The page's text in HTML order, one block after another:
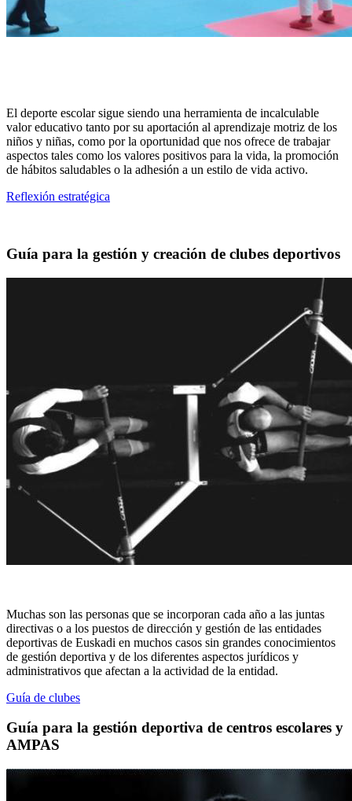
El deporte escolar sigue siendo una herramienta de incalculable
valor educativo tanto por su aportación al aprendizaje motriz de los
niños y niñas, como por la oportunidad que nos ofrece de trabajar
aspectos tales como los valores positivos para la vida, la promoción
de hábitos saludables o la adhesión a un estilo de vida activo.
Reflexión estratégica
Guía para la gestión y creación de clubes deportivos
Muchas son las personas que se incorporan cada año a las juntas
directivas o a los puestos de dirección y gestión de las entidades
deportivas de Euskadi en muchos casos sin grandes conocimientos
de gestión deportiva y de los diferentes aspectos jurídicos y
administrativos que afectan a la actividad de la entidad.
Guía de clubes
Guía para la gestión deportiva de centros escolares y
AMPAS